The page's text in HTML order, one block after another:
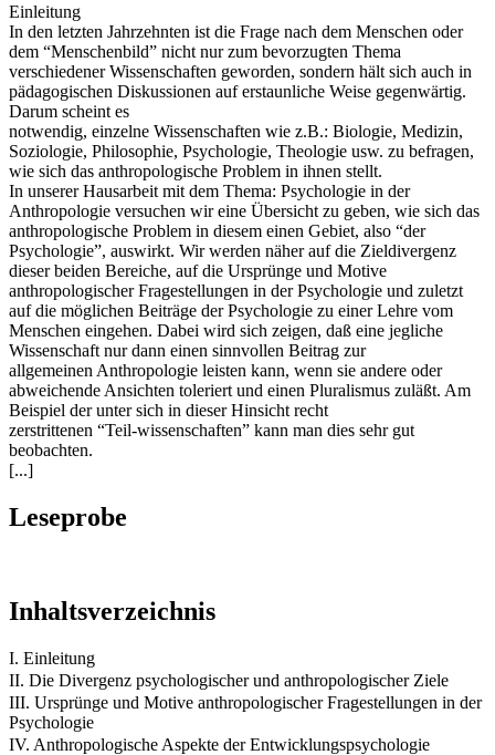
Einleitung
In den letzten Jahrzehnten ist die Frage nach dem Menschen oder
dem “Menschenbild” nicht nur zum bevorzugten Thema
verschiedener Wissenschaften geworden, sondern hält sich auch in
pädagogischen Diskussionen auf erstaunliche Weise gegenwärtig.
Darum scheint es
notwendig, einzelne Wissenschaften wie z.B.: Biologie, Medizin,
Soziologie, Philosophie, Psychologie, Theologie usw. zu befragen,
wie sich das anthropologische Problem in ihnen stellt.
In unserer Hausarbeit mit dem Thema: Psychologie in der
Anthropologie versuchen wir eine Übersicht zu geben, wie sich das
anthropologische Problem in diesem einen Gebiet, also “der
Psychologie”, auswirkt. Wir werden näher auf die Zieldivergenz
dieser beiden Bereiche, auf die Ursprünge und Motive
anthropologischer Fragestellungen in der Psychologie und zuletzt
auf die möglichen Beiträge der Psychologie zu einer Lehre vom
Menschen eingehen. Dabei wird sich zeigen, daß eine jegliche
Wissenschaft nur dann einen sinnvollen Beitrag zur
allgemeinen Anthropologie leisten kann, wenn sie andere oder
abweichende Ansichten toleriert und einen Pluralismus zuläßt. Am
Beispiel der unter sich in dieser Hinsicht recht
zerstrittenen “Teil-wissenschaften” kann man dies sehr gut
beobachten.
[...]
Leseprobe
Inhaltsverzeichnis
I. Einleitung
II. Die Divergenz psychologischer und anthropologischer Ziele
III. Ursprünge und Motive anthropologischer Fragestellungen in der
Psychologie
IV. Anthropologische Aspekte der Entwicklungspsychologie